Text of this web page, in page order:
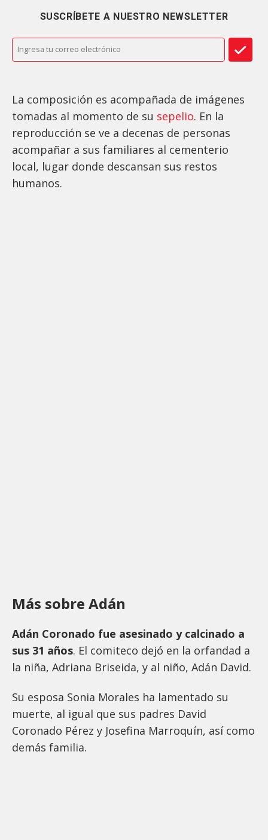
SUSCRÍBETE A NUESTRO NEWSLETTER
La composición es acompañada de imágenes
tomadas al momento de su sepelio. En la
reproducción se ve a decenas de personas
acompañar a sus familiares al cementerio
local, lugar donde descansan sus restos
humanos.
Más sobre Adán
Adán Coronado fue asesinado y calcinado a
sus 31 años. El comiteco dejó en la orfandad a
la niña, Adriana Briseida, y al niño, Adán David.
Su esposa Sonia Morales ha lamentado su
muerte, al igual que sus padres David
Coronado Pérez y Josefina Marroquín, así como
demás familia.